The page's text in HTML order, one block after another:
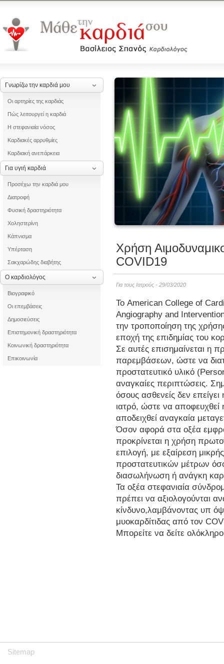
Γνωρίζω την καρδιά μου
Οι αρτηρίες της καρδιάς
Πώς λειτουργεί η καρδιά
Η στεφανιαία νόσος
Καρδιακές αρρυθμίες
Καρδιακή ανεπάρκεια
Για υγιή καρδιά
Προσέχω την καρδιά μου
Διατροφή
Φυσική δραστηριότητα
Χοληστερίνη
Κάπνισμα
Υπέρταση
Σακχαρώδης διαβήτης
Ο καρδιολόγος
Βιογραφικό
Οι επεμβάσεις
Δημοσιεύσεις
Επιστημονική δραστηριότητα
Κοινωνική δραστηριότητα
Επικοινωνία
Χρήση
COVID19
Για τους Ιατρούς - 29/03/2020
Το American College of
Angiography and
την τροποποίηση της
εποχή της επιδημίας του
Σε αυτές επισημαίνεται η
παρεμβάσεων, ώστε να
προστατευτικό υλικό
αναγκαίες περιπτώσεις.
όσους ασθενείς δεν
ιατρό, ώστε να
αποδειχθεί αναγκαία
Όσον αφορά στα οξέα
προκρίνεται η χρήση
επιλογή, με εξαίρεση
προστατευτικών μέτρων
διασωλήνωση ή ανάγκη
Τα οξέα στεφανιαία
πρέπει να αξιολογούνται
κίνδυνο,λαμβάνοντας υπ
μυοκαρδίτιδας από τον
Μπορείτε να δείτε
Sitemap